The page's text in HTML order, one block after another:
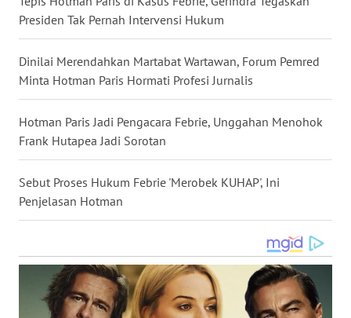
Presiden Tak Pernah Intervensi Hukum
Dinilai Merendahkan Martabat Wartawan, Forum Pemred
Minta Hotman Paris Hormati Profesi Jurnalis
Hotman Paris Jadi Pengacara Febrie, Unggahan Menohok
Frank Hutapea Jadi Sorotan
Sebut Proses Hukum Febrie 'Merobek KUHAP', Ini
Penjelasan Hotman
WN
NUSANTARA
WN
WN
WN
BALI
KALBAR
WN